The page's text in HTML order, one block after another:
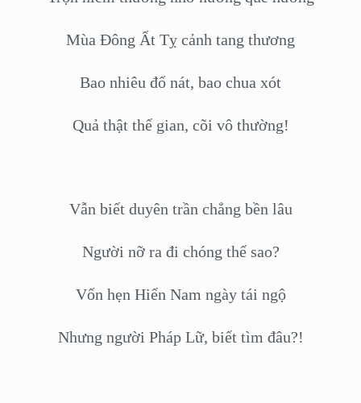
Mùa Đông Ất Tỵ cảnh tang thương
Bao nhiêu đổ nát, bao chua xót
Quả thật thế gian, cõi vô thường!
Vẫn biết duyên trần chẳng bền lâu
Người nỡ ra đi chóng thế sao?
Vốn hẹn Hiển Nam ngày tái ngộ
Nhưng người Pháp Lữ, biết tìm đâu?!